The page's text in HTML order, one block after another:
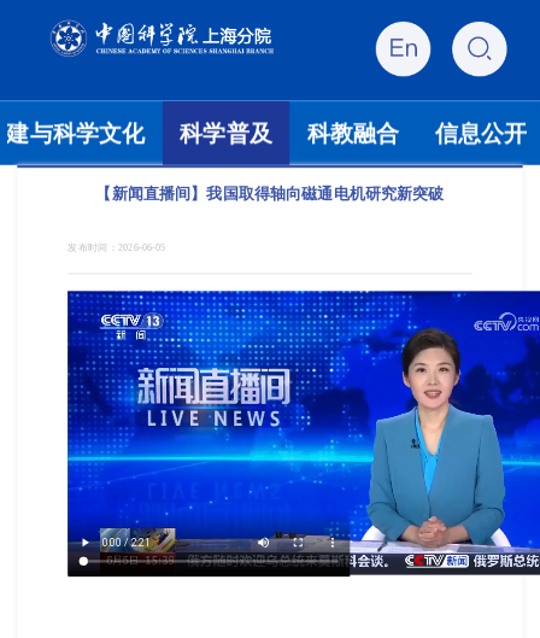
建与科学文化 科学普及 科教融合 信息公开
【新闻直播间】我国取得轴向磁通电机研究新突破
发布时间： 2026-06-05